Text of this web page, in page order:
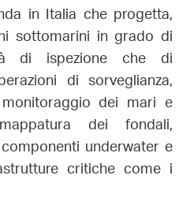
in Italia che progetta,
sottomarini in grado di
di ispezione che di
di sorveglianza,
dei mari e
dei fondali,
underwater e
critiche come i